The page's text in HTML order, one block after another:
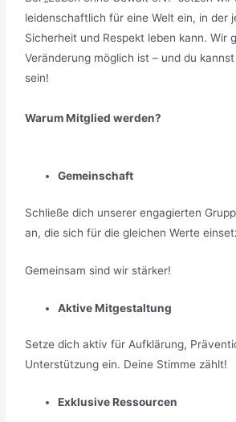
leidenschaftlich für eine Welt ein, in der
Sicherheit und Respekt leben kann. Wir
Veränderung möglich ist – und du
sein!
Warum Mitglied werden?
Gemeinschaft
Schließe dich unserer engagierten
an, die sich für die gleichen Werte
Gemeinsam sind wir stärker!
Aktive Mitgestaltung
Setze dich aktiv für Aufklärung,
Unterstützung ein. Deine Stimme zählt!
Exklusive Ressourcen